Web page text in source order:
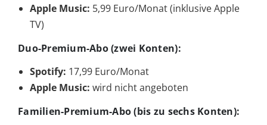
Apple Music: 5,99 Euro/Monat (inklusive Apple
TV)
Duo-Premium-Abo (zwei Konten):
Spotify: 17,99 Euro/Monat
Apple Music: wird nicht angeboten
Familien-Premium-Abo (bis zu sechs Konten):